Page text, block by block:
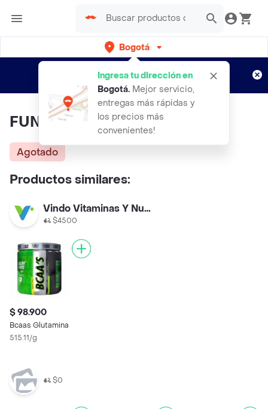
Bogotá
Ingresa tu dirección en
Bogotá. Mejor servicio,
entregas más rápidas y
los precios más
convenientes!
envíos gratis por semanas
Aplican TyC
FUNAT FUNAT (908 gr)
Agotado
Productos similares:
Vindo Vitaminas Y Nutrición Santa Ana
$4500
$ 98.900
Bcaas Glutamina
515.11/g
$0